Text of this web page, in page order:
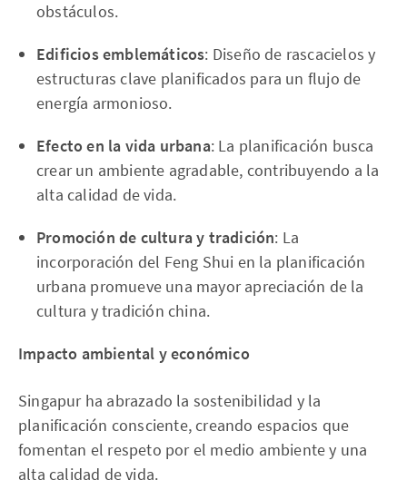
obstáculos.
Edificios emblemáticos: Diseño de rascacielos y
estructuras clave planificados para un flujo de
energía armonioso.
Efecto en la vida urbana: La planificación busca
crear un ambiente agradable, contribuyendo a la
alta calidad de vida.
Promoción de cultura y tradición: La
incorporación del Feng Shui en la planificación
urbana promueve una mayor apreciación de la
cultura y tradición china.
Impacto ambiental y económico
Singapur ha abrazado la sostenibilidad y la
planificación consciente, creando espacios que
fomentan el respeto por el medio ambiente y una
alta calidad de vida.